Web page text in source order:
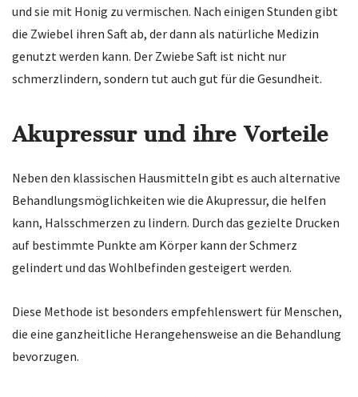
und sie mit Honig zu vermischen. Nach einigen Stunden gibt
die Zwiebel ihren Saft ab, der dann als natürliche Medizin
genutzt werden kann. Der Zwiebe Saft ist nicht nur
schmerzlindern, sondern tut auch gut für die Gesundheit.
Akupressur und ihre Vorteile
Neben den klassischen Hausmitteln gibt es auch alternative
Behandlungsmöglichkeiten wie die Akupressur, die helfen
kann, Halsschmerzen zu lindern. Durch das gezielte Drucken
auf bestimmte Punkte am Körper kann der Schmerz
gelindert und das Wohlbefinden gesteigert werden.
Diese Methode ist besonders empfehlenswert für Menschen,
die eine ganzheitliche Herangehensweise an die Behandlung
bevorzugen.